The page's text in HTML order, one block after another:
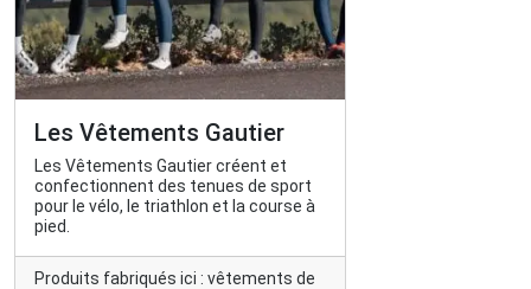
Les Vêtements Gautier
Les Vêtements Gautier créent et
confectionnent des tenues de sport
pour le vélo, le triathlon et la course à
pied.
Produits fabriqués ici : vêtements de